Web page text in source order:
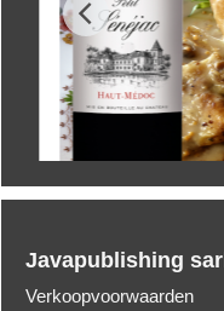
Javapublishing sarl
Verkoopvoorwaarden